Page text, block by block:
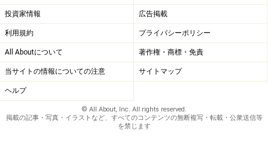
外資系経験者はやはり有利？
外資系での勤務経験者は有利ですね。外資系企業での経
験者をリクエストされる外資系企業は多いです。
やはり、外資のスピード、文化に慣れていると判断され
投資家情報 広告掲載
利用規約 プライバシーポリシー
All Aboutについて 著作権・商標・免責
当サイトの情報についての注意 サイトマップ
ヘルプ
© All About, Inc. All rights reserved.
掲載の記事・写真・イラストなど、すべてのコンテンツの無断複写・転載・公衆送信等
を禁じます